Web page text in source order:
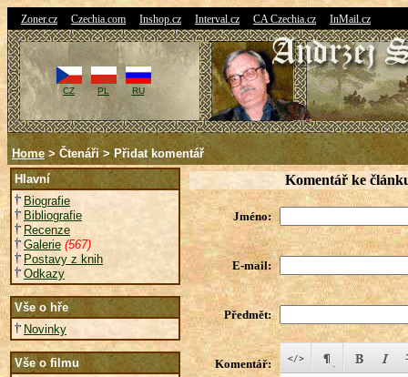
Zoner.cz Czechia.com Inshop.cz Interval.cz CA Czechia.cz InMail.cz
CZ PL RU
Home > Čtenáři > Přidat komentář
Hlavní
Biografie
Bibliografie
Recenze
Galerie (567)
Postavy z knih
Odkazy
Vše o hře
Novinky
Vše o filmu
Komentář ke
Jméno:
E-mail:
Předmět:
Komentář: